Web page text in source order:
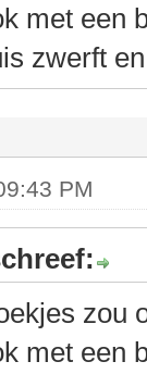
met een
zwerft
PM
zou
met een